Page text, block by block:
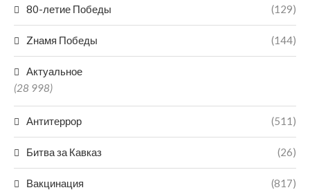
80-летие Победы (129)
Zнамя Победы (144)
Актуальное
(28 998)
Антитеррор (511)
Битва за Кавказ (26)
Вакцинация (817)